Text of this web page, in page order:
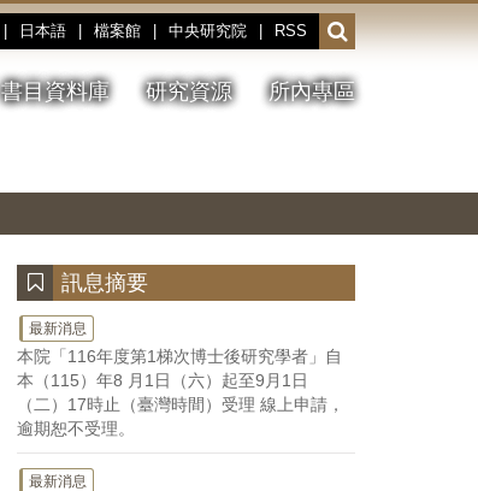
日本語 檔案館 中央研究院 RSS
開
啟
或
收
書目資料庫 研究資源 所內專區
停、
圖
圖
結
訊息摘要
最新消息
本院「116年度第1梯次博士後研究學者」自
本（115）年8 月1日（六）起至9月1日
（二）17時止（臺灣時間）受理 線上申請，
逾期恕不受理。
最新消息